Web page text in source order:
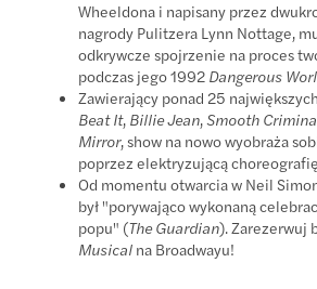
Wheeldona i napisany przez
nagrody Pulitzera Lynn Nottage,
odkrywcze spojrzenie na proces
podczas jego 1992 Dangerous
Zawierający ponad 25
Beat It, Billie Jean,Smooth
Mirror, show na nowo wyobraża
poprzez elektryzującą
Od momentu otwarcia w Neil
był "porywająco wykonaną
popu" (The Guardian). Zarezerwuj
Musical na Broadwayu!